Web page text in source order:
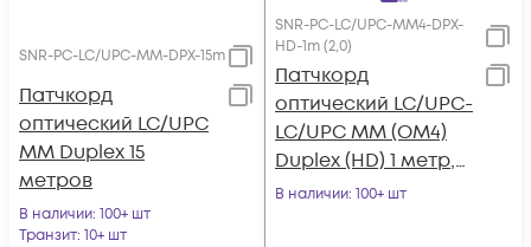
SNR-PC-LC/UPC-MM-DPX-15m
Патчкорд
оптический LC/UPC
MM Duplex 15
метров
В наличии: 100+ шт
Транзит: 10+ шт
SNR-PC-LC/UPC-MM4-DPX-
HD-1m (2,0)
Патчкорд
оптический LC/UPC-
LC/UPC MM (OM4)
Duplex (HD) 1 метр,
2мм
В наличии: 100+ шт